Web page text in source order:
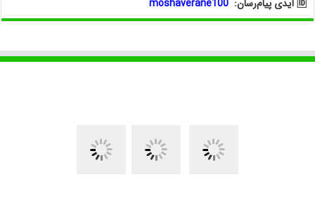
🆔 آیدی پیام‌رسان:
moshaverane100